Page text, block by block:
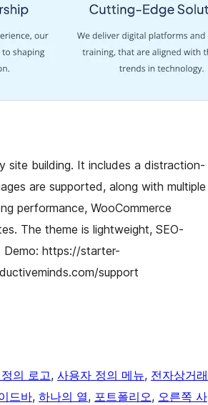
site building. It includes a distraction-
are supported, along with multiple
performance, WooCommerce
The theme is lightweight, SEO-
Demo: https://starter-
support
의 로고, 사용자 정의 메뉴, 전자상거래
드바, 하나의 열, 포트폴리오, 오른쪽 사